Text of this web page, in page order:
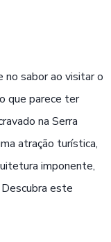
no sabor ao visitar o
que parece ter
na Serra
atração turística,
imponente,
este